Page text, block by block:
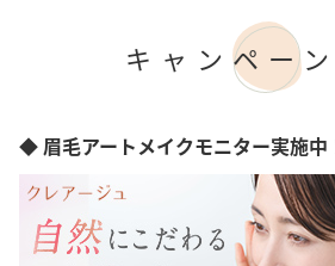
大田区
足立区
目黒区
世田谷区
オンライン診療
キャンペー
◆ 眉毛アートメイクモニター実施中